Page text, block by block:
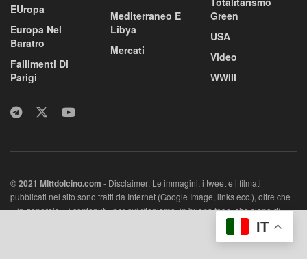
EUropa
Europa Nel
Baratro
Fallimenti Di
Parigi
Mediterraneo E
Libya
Mercati
Green
USA
Video
WWIII
© 2021 MIttdolcino.com - Disclaimer: Le immagini, i tweet e i filmati
pubblicati nel sito sono tratti da Internet (Google Image, links ecc.), oltre che
– in generale – i contenuti, per cui riteniamo, in buona fede, che siano di
immediatamente utilizzabili. In caso contrario, sarà sufficiente contattarci
IT